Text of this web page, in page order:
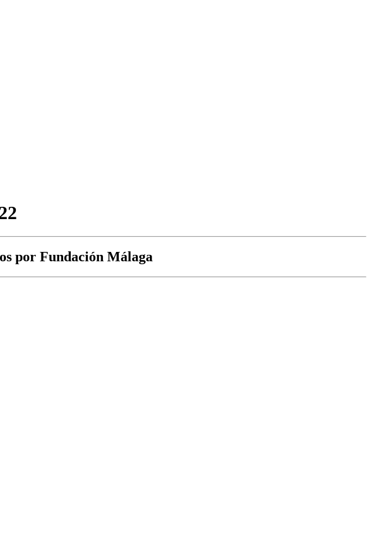
por Fundación Málaga